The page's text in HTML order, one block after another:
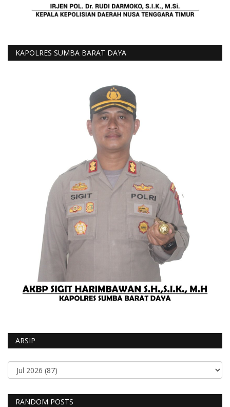
KAPOLRES SUMBA BARAT DAYA
ARSIP
RANDOM POSTS